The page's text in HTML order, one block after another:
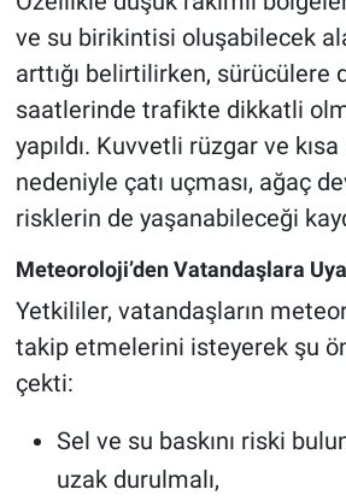
ve su birikintisi oluşabilecek
arttığı belirtilirken, sürücülere
saatlerinde trafikte dikkatli
yapıldı. Kuvvetli rüzgar ve kısa
nedeniyle çatı uçması, ağaç
risklerin de yaşanabileceği
Meteoroloji’den Vatandaşlara
Yetkililer, vatandaşların
takip etmelerini isteyerek şu
çekti:
Sel ve su baskını riski
uzak durulmalı,